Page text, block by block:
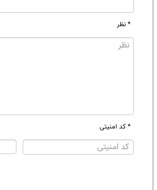
* نظر
* کد امنیتی